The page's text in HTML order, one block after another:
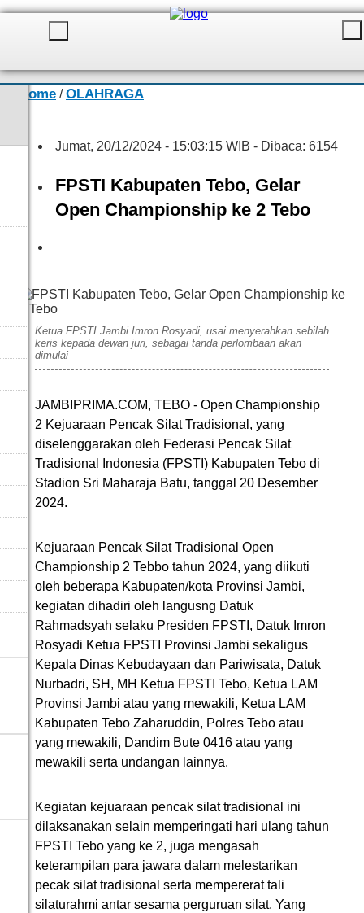
Home /OLAHRAGA
Jumat, 20/12/2024 - 15:03:15 WIB - Dibaca: 6154
FPSTI Kabupaten Tebo, Gelar
Open Championship ke 2 Tebo
Ketua FPSTI Jambi Imron Rosyadi, usai menyerahkan sebilah
keris kepada dewan juri, sebagai tanda perlombaan akan
dimulai
JAMBIPRIMA.COM, TEBO - Open Championship
2 Kejuaraan Pencak Silat Tradisional, yang
diselenggarakan oleh Federasi Pencak Silat
Tradisional Indonesia (FPSTI) Kabupaten Tebo di
Stadion Sri Maharaja Batu, tanggal 20 Desember
2024.
Kejuaraan Pencak Silat Tradisional Open
Championship 2 Tebbo tahun 2024, yang diikuti
oleh beberapa Kabupaten/kota Provinsi Jambi,
kegiatan dihadiri oleh langusng Datuk
Rahmadsyah selaku Presiden FPSTI, Datuk Imron
Rosyadi Ketua FPSTI Provinsi Jambi sekaligus
Kepala Dinas Kebudayaan dan Pariwisata, Datuk
Nurbadri, SH, MH Ketua FPSTI Tebo, Ketua LAM
Provinsi Jambi atau yang mewakili, Ketua LAM
Kabupaten Tebo Zaharuddin, Polres Tebo atau
yang mewakili, Dandim Bute 0416 atau yang
mewakili serta undangan lainnya.
Kegiatan kejuaraan pencak silat tradisional ini
dilaksanakan selain memperingati hari ulang tahun
FPSTI Tebo yang ke 2, juga mengasah
keterampilan para jawara dalam melestarikan
pecak silat tradisional serta mempererat tali
silaturahmi antar sesama perguruan silat. Yang